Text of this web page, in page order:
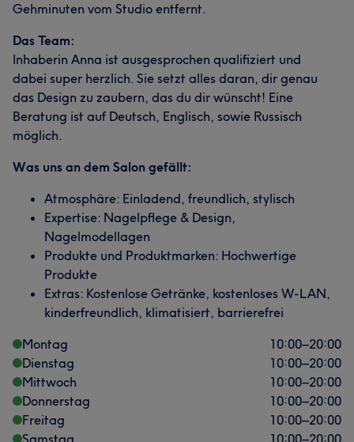
Gehminuten vom Studio entfernt.
Das Team:
Inhaberin Anna ist ausgesprochen qualifiziert und
dabei super herzlich. Sie setzt alles daran, dir genau
das Design zu zaubern, das du dir wünscht! Eine
Beratung ist auf Deutsch, Englisch, sowie Russisch
möglich.
Was uns an dem Salon gefällt:
Atmosphäre: Einladend, freundlich, stylisch
Expertise: Nagelpflege & Design,
Nagelmodellagen
Produkte und Produktmarken: Hochwertige
Produkte
Extras: Kostenlose Getränke, kostenloses W-LAN,
kinderfreundlich, klimatisiert, barrierefrei
Montag
10:00–20:00
Dienstag
10:00–20:00
Mittwoch
10:00–20:00
Donnerstag
10:00–20:00
Freitag
10:00–20:00
Samstag
10:00–20:00